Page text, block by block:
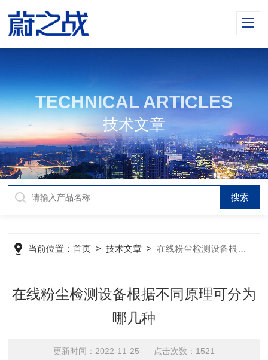
TECHNICAL ARTICLES
技术文章
当前位置：首页 >技术文章 >在线粉尘检测设备根据不同原理可分为哪几种
在线粉尘检测设备根据不同原理可分为
哪几种
更新时间：2022-11-25 点击次数：1521